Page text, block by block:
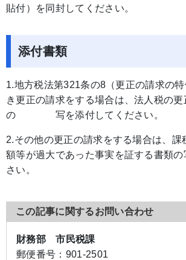
貼付）を同封してください。
添付書類
1.地方税法第321条の8（更正の請求の
き更正の請求をする場合は、法人税の
の 写を添付してください。
2.その他の更正の請求をする場合は、課
額等が過大であった事実を証する書類
さい。
この記事に関するお問い合わせ
財務部 市民税課
郵便番号： 901-2501